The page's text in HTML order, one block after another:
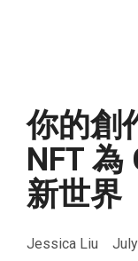
你的創
NFT 為
新世界
Jessica Liu